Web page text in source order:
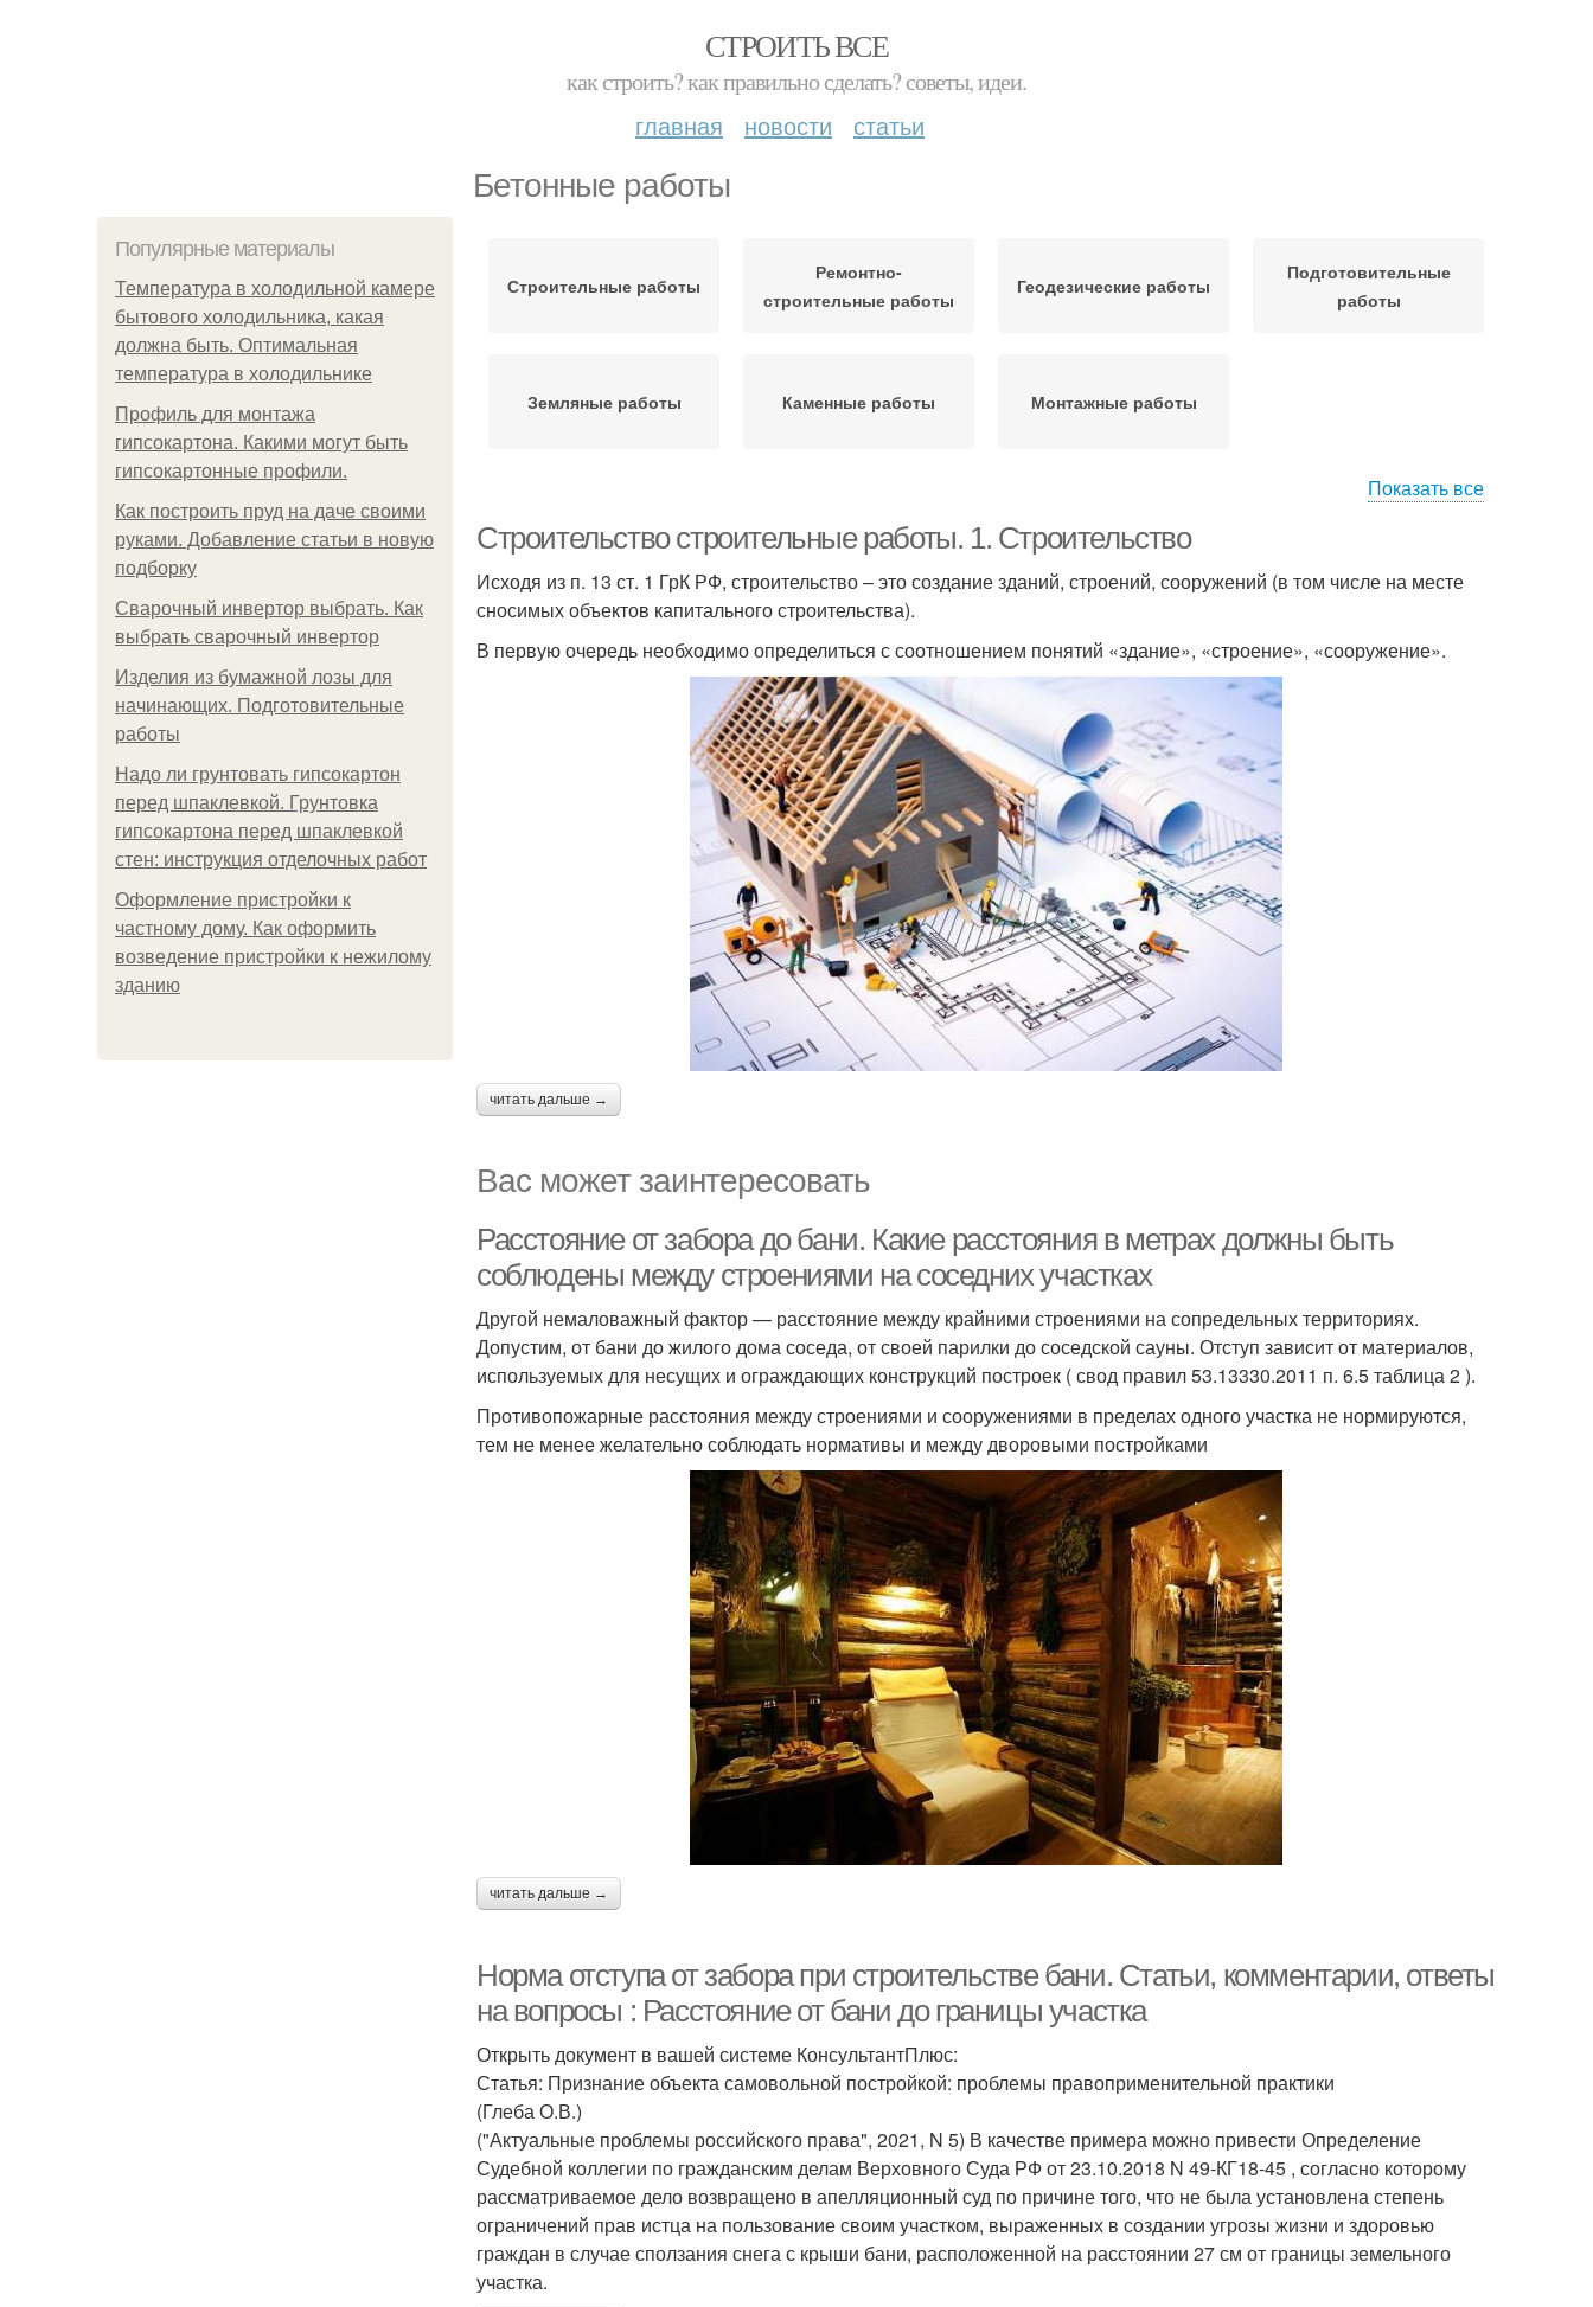
СТРОИТЬ ВСЕ
как строить? как правильно сделать? советы, идеи.
главная новости статьи
Бетонные работы
Популярные материалы
Температура в холодильной камере
бытового холодильника, какая
должна быть. Оптимальная
температура в холодильнике
Профиль для монтажа
гипсокартона. Какими могут быть
гипсокартонные профили.
Как построить пруд на даче своими
руками. Добавление статьи в новую
подборку
Сварочный инвертор выбрать. Как
выбрать сварочный инвертор
Изделия из бумажной лозы для
начинающих. Подготовительные
работы
Надо ли грунтовать гипсокартон
перед шпаклевкой. Грунтовка
гипсокартона перед шпаклевкой
стен: инструкция отделочных работ
Оформление пристройки к
частному дому. Как оформить
возведение пристройки к нежилому
зданию
Строительные работы
Ремонтно-
строительные работы
Геодезические работы
Подготовительные
работы
Земляные работы Каменные работы Монтажные работы
Показать все
Строительство строительные работы. 1. Строительство
Исходя из п. 13 ст. 1 ГрК РФ, строительство – это создание зданий, строений, сооружений (в том числе на месте
сносимых объектов капитального строительства).
В первую очередь необходимо определиться с соотношением понятий «здание», «строение», «сооружение».
читать дальше →
Вас может заинтересовать
Расстояние от забора до бани. Какие расстояния в метрах должны быть
соблюдены между строениями на соседних участках
Другой немаловажный фактор — расстояние между крайними строениями на сопредельных территориях.
Допустим, от бани до жилого дома соседа, от своей парилки до соседской сауны. Отступ зависит от материалов,
используемых для несущих и ограждающих конструкций построек ( свод правил 53.13330.2011 п. 6.5 таблица 2 ).
Противопожарные расстояния между строениями и сооружениями в пределах одного участка не нормируются,
тем не менее желательно соблюдать нормативы и между дворовыми постройками
читать дальше →
Норма отступа от забора при строительстве бани. Статьи, комментарии, ответы
на вопросы : Расстояние от бани до границы участка
Открыть документ в вашей системе КонсультантПлюс:
Статья: Признание объекта самовольной постройкой: проблемы правоприменительной практики
(Глеба О.В.)
("Актуальные проблемы российского права", 2021, N 5) В качестве примера можно привести Определение
Судебной коллегии по гражданским делам Верховного Суда РФ от 23.10.2018 N 49-КГ18-45 , согласно которому
рассматриваемое дело возвращено в апелляционный суд по причине того, что не была установлена степень
ограничений прав истца на пользование своим участком, выраженных в создании угрозы жизни и здоровью
граждан в случае сползания снега с крыши бани, расположенной на расстоянии 27 см от границы земельного
участка.